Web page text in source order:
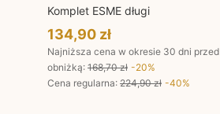
Komplet ESME długi
134,90 zł
Najniższa cena w okresie 30 dni przed
obniżką: 168,70 zł -20%
Cena regularna: 224,90 zł -40%